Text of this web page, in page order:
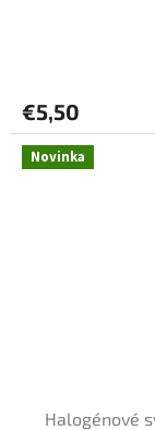
€5,50
Novinka
Halogénové